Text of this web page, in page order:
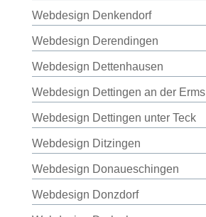
Webdesign Denkendorf
Webdesign Derendingen
Webdesign Dettenhausen
Webdesign Dettingen an der Erms
Webdesign Dettingen unter Teck
Webdesign Ditzingen
Webdesign Donaueschingen
Webdesign Donzdorf